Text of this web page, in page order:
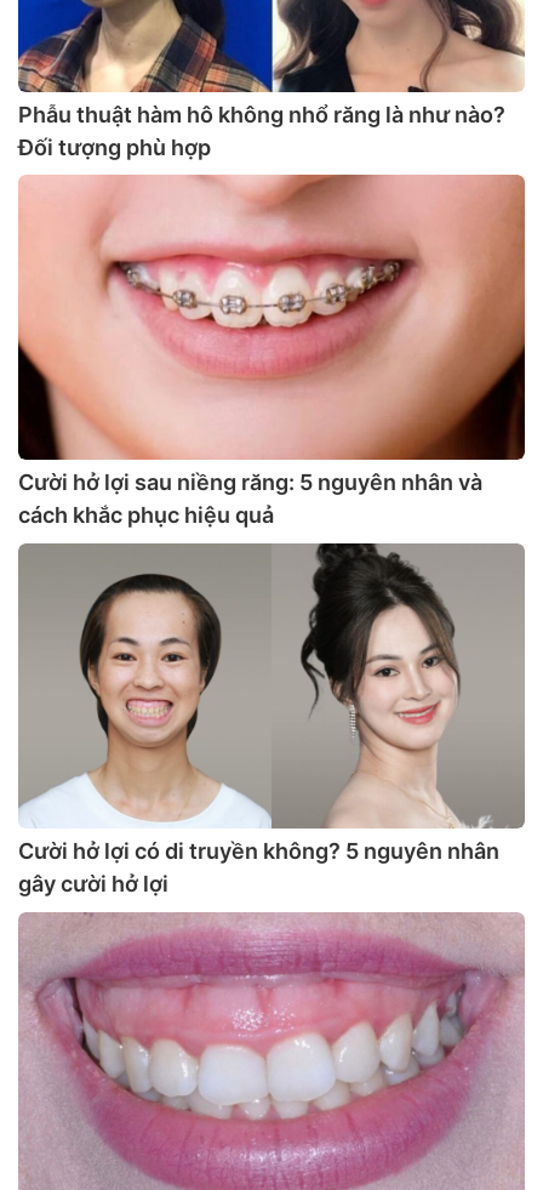
Phẫu thuật hàm hô không nhổ răng là như nào?
Đối tượng phù hợp
Cười hở lợi sau niềng răng: 5 nguyên nhân và
cách khắc phục hiệu quả
Cười hở lợi có di truyền không? 5 nguyên nhân
gây cười hở lợi